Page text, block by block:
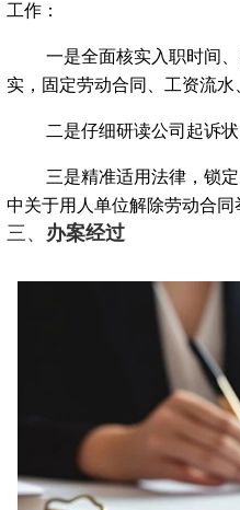
工作：
一是全面核实入职时间
实，固定劳动合同、工资流水
二是仔细研读公司起诉
三是精准适用法律，锁
中关于用人单位解除劳动合同
三、 办案经过